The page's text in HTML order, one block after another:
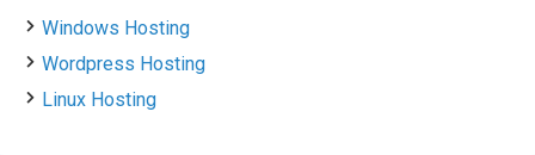
Windows Hosting
Wordpress Hosting
Linux Hosting